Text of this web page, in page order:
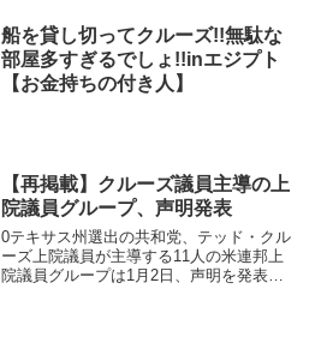
見やご感想をお待ちしております。くれ
ぐれも、YouTubeポ...
船を貸し切ってクルーズ!!無駄な
部屋多すぎるでしょ!!inエジプト
【お金持ちの付き人】
【再掲載】クルーズ議員主導の上
院議員グループ、声明発表
0テキサス州選出の共和党、テッド・クル
ーズ上院議員が主導する11人の米連邦上
院議員グループは1月2日、声明を発表